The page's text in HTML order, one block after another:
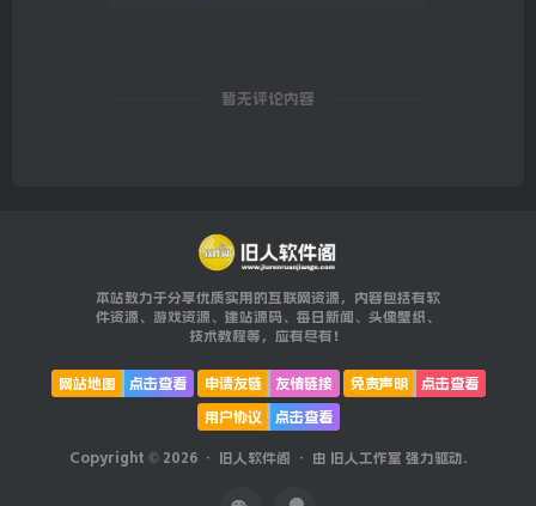
暂无评论内容
本站致力于分享优质实用的互联网资源，内容包括有软
件资源、游戏资源、建站源码、每日新闻、头像壁纸、
技术教程等，应有尽有！
网站地图 点击查看 申请友链 友情链接 免责声明
点击查看
用户协议
点击查看
Copyright © 2026 · 旧人软件阁 · 由 旧人工作室 强力驱动.